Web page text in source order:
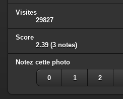
Visites
29827
Score
2.39 (3 notes)
Notez cette photo
0 1 2